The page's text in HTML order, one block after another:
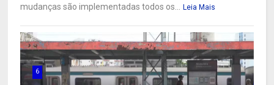
mudanças são implementadas todos os...
Leia Mais
6